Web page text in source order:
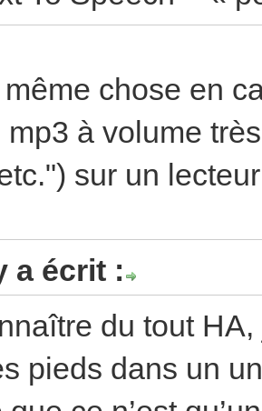
chose en
mp3 à volume
sur un
a écrit :
du tout HA,
pieds dans un